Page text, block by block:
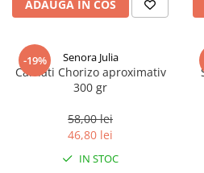
ADAUGA IN COS
-19% Senora Julia
Carnati Chorizo aproximativ
300 gr
58,00 lei
46,80 lei
IN STOC